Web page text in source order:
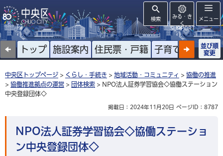
検索
みる・き
く
SUPPORT
メニュー
トップ 施設案内 住民票・戸籍 子育て 高齢者
並び順
変更
中央区トップページ > くらし・手続き > 地域活動・コミュニティ > 協働の推進
> 協働推進拠点の運営 > 団体検索 > NPO法人証券学習協会◇協働ステーション
中央登録団体◇
掲載日：2024年11月20日 ページID：8787
NPO法人証券学習協会◇協働ステーショ
ン中央登録団体◇